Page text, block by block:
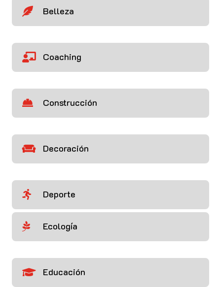
 Belleza
 Coaching
 Construcción
 Decoración
 Deporte
 Ecología
 Educación